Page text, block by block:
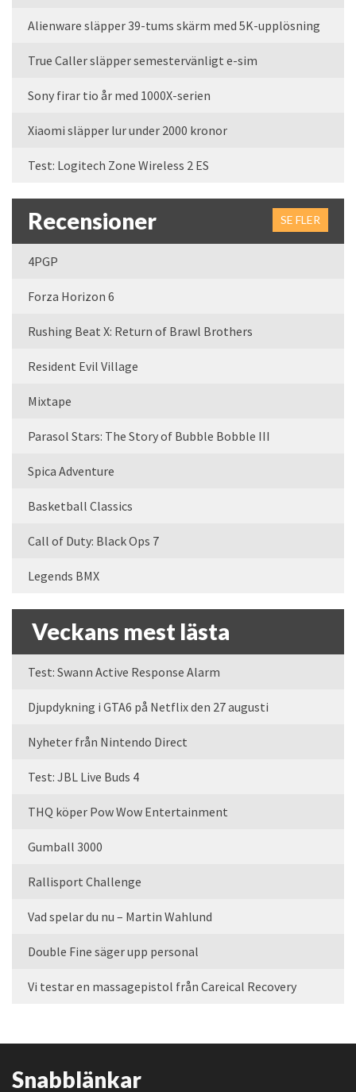
Alienware släpper 39-tums skärm med 5K-upplösning
True Caller släpper semestervänligt e-sim
Sony firar tio år med 1000X-serien
Xiaomi släpper lur under 2000 kronor
Test: Logitech Zone Wireless 2 ES
Recensioner SE FLER
4PGP
Forza Horizon 6
Rushing Beat X: Return of Brawl Brothers
Resident Evil Village
Mixtape
Parasol Stars: The Story of Bubble Bobble III
Spica Adventure
Basketball Classics
Call of Duty: Black Ops 7
Legends BMX
Veckans mest lästa
Test: Swann Active Response Alarm
Djupdykning i GTA6 på Netflix den 27 augusti
Nyheter från Nintendo Direct
Test: JBL Live Buds 4
THQ köper Pow Wow Entertainment
Gumball 3000
Rallisport Challenge
Vad spelar du nu – Martin Wahlund
Double Fine säger upp personal
Vi testar en massagepistol från Careical Recovery
Snabblänkar